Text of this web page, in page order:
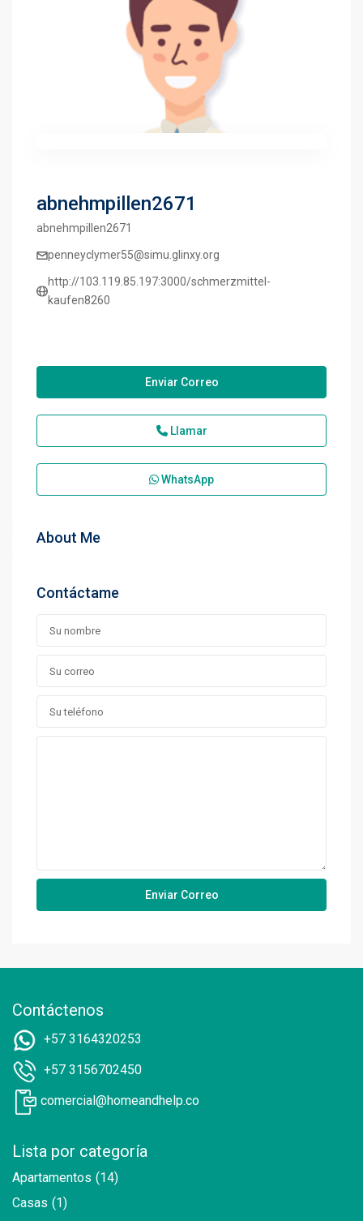
abnehmpillen2671
abnehmpillen2671
penneyclymer55@simu.glinxy.org
http://103.119.85.197:3000/schmerzmittel-
kaufen8260
Enviar Correo
Llamar
WhatsApp
About Me
Contáctame
Contáctenos
+57 3164320253
+57 3156702450
comercial@homeandhelp.co
Lista por categoría
Apartamentos (14)
Casas (1)